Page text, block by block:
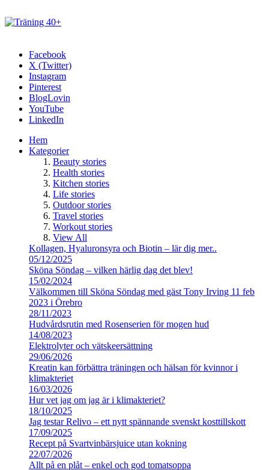
Facebook
X (Twitter)
Instagram
Pinterest
BlogLovin
YouTube
LinkedIn
Hem
Kategorier
Beauty stories
Health stories
Kitchen stories
Life stories
Outdoor stories
Travel stories
Workout stories
View All
Kollagen, Hyaluronsyra och Biotin – lär dig mer..
05/12/2025
Sköna Söndag – vilken härlig dag det blev!
15/02/2024
Välkommen till Sköna Söndag med gäst Tony Irving 11 feb
2023 i Örebro
28/11/2023
Hudvårdsrutin med Rosenserien för mogen hud
14/08/2023
Elektrolyter och vätskeersättning
29/06/2026
Kreatin kan förbättra träningen och hälsan för kvinnor i
klimakteriet
16/03/2026
Hur vet jag om jag är i klimakteriet?
18/10/2025
Jag testar Relivo – ett nytt spännande svenskt kosttillskott
17/09/2025
Recept på Svartvinbärsjuice utan kokning
22/07/2026
Allt på en plåt – enkel och god tomatsoppa